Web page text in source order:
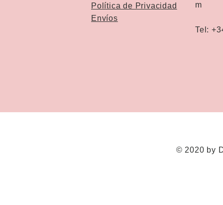
Política de Privacidad
Envíos
m
Tel:
© 2020 by